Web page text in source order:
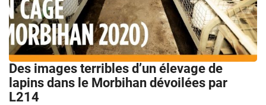
Des images terribles d’un élevage de
lapins dans le Morbihan dévoilées par
L214